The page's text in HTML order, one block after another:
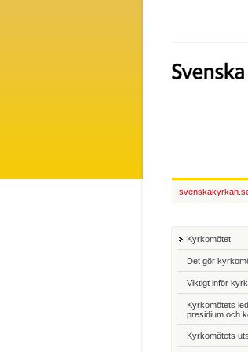
Kyrkomötet
Det gör
Viktigt inför
Kyrkomötets
presidium och
Kyrkomötets